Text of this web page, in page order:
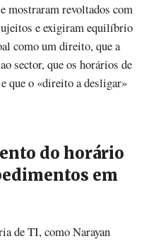
mostraram revoltados com
e exigiram equilíbrio
como um direito, que a
sector, que os horários de
que o «direito a desligar»
do horário
em
de TI, como Narayan